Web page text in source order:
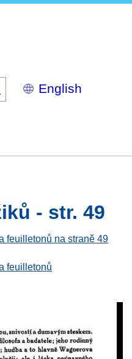
Select
your
- str. 49
feuilletonů na straně 49
feuilletonů